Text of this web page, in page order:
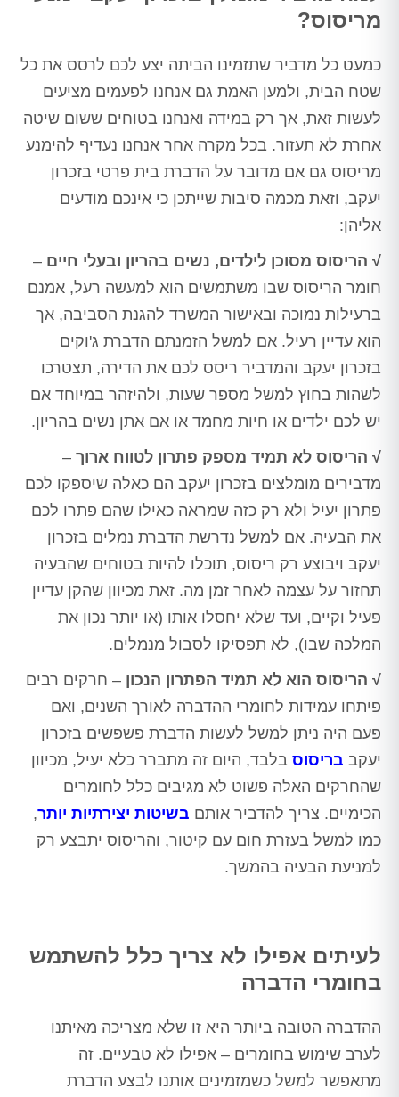
מריסוס?
כמעט כל מדביר שתזמינו הביתה יצע לכם לרסס את כל
שטח הבית, ולמען האמת גם אנחנו לפעמים מציעים
לעשות זאת, אך רק במידה ואנחנו בטוחים ששום שיטה
אחרת לא תעזור. בכל מקרה אחר אנחנו נעדיף להימנע
מריסוס גם אם מדובר על הדברת בית פרטי בזכרון
יעקב, וזאת מכמה סיבות שייתכן כי אינכם מודעים
אליהן:
√ הריסוס מסוכן לילדים, נשים בהריון ובעלי חיים –
חומר הריסוס שבו משתמשים הוא למעשה רעל, אמנם
ברעילות נמוכה ובאישור המשרד להגנת הסביבה, אך
הוא עדיין רעיל. אם למשל הזמנתם הדברת ג'וקים
בזכרון יעקב והמדביר ריסס לכם את הדירה, תצטרכו
לשהות בחוץ למשל מספר שעות, ולהיזהר במיוחד אם
יש לכם ילדים או חיות מחמד או אם אתן נשים בהריון.
√ הריסוס לא תמיד מספק פתרון לטווח ארוך –
מדבירים מומלצים בזכרון יעקב הם כאלה שיספקו לכם
פתרון יעיל ולא רק כזה שמראה כאילו שהם פתרו לכם
את הבעיה. אם למשל נדרשת הדברת נמלים בזכרון
יעקב ויבוצע רק ריסוס, תוכלו להיות בטוחים שהבעיה
תחזור על עצמה לאחר זמן מה. זאת מכיוון שהקן עדיין
פעיל וקיים, ועד שלא יחסלו אותו (או יותר נכון את
המלכה שבו), לא תפסיקו לסבול מנמלים.
√ הריסוס הוא לא תמיד הפתרון הנכון – חרקים רבים
פיתחו עמידות לחומרי ההדברה לאורך השנים, ואם
פעם היה ניתן למשל לעשות הדברת פשפשים בזכרון
יעקב בריסוס בלבד, היום זה מתברר כלא יעיל, מכיוון
שהחרקים האלה פשוט לא מגיבים כלל לחומרים
הכימיים. צריך להדביר אותם בשיטות יצירתיות יותר,
כמו למשל בעזרת חום עם קיטור, והריסוס יתבצע רק
למניעת הבעיה בהמשך.
לעיתים אפילו לא צריך כלל להשתמש
בחומרי הדברה
ההדברה הטובה ביותר היא זו שלא מצריכה מאיתנו
לערב שימוש בחומרים – אפילו לא טבעיים. זה
מתאפשר למשל כשמזמינים אותנו לבצע הדברת